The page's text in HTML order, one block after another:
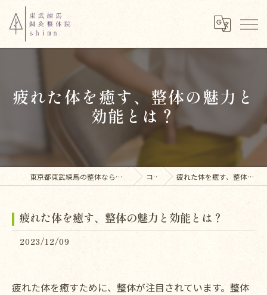
疲れた体を癒す、整体の魅力と
効能とは？
東京都東武練馬の整体なら東武練馬鍼灸整体院shima コラム 疲れた体を癒す、整体の魅力と効能とは？
疲れた体を癒す、整体の魅力と効能とは？
2023/12/09
疲れた体を癒すために、整体が注目されています。整体